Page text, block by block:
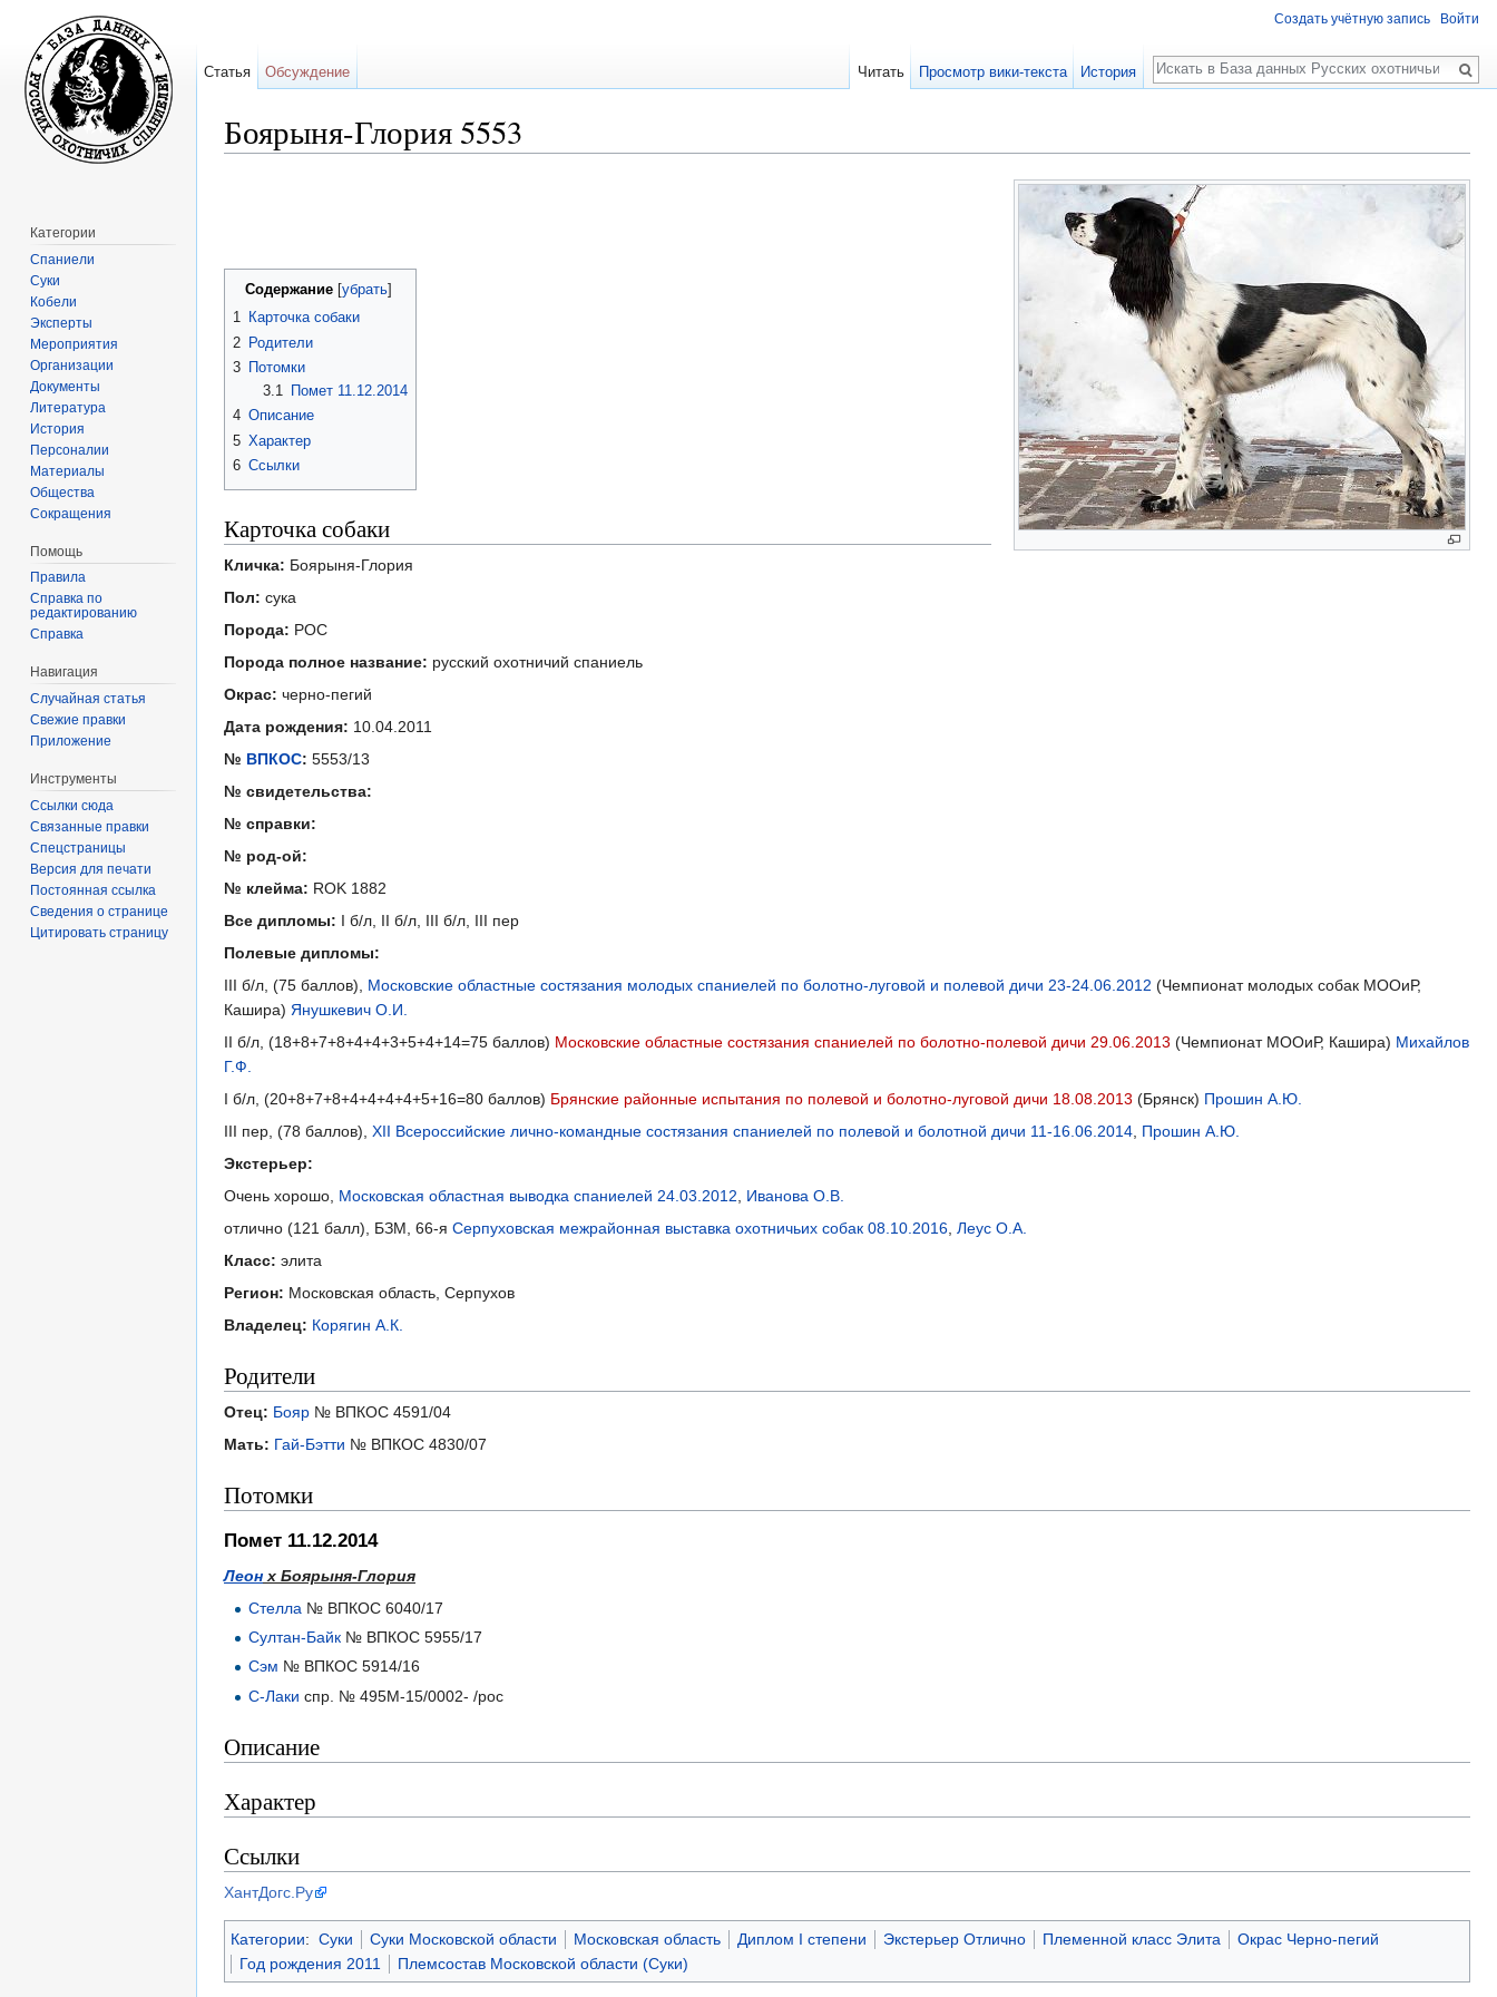
Боярыня-Глория 5553
Содержание[ убрать]
1 Карточка собаки
2 Родители
3 Потомки
3.1
Помет 11.12.2014
4 Описание
5 Характер
6 Ссылки
Карточка собаки
Кличка: Боярыня-Глория
Пол: сука
Порода: РОС
Порода полное название: русский охотничий спаниель
Окрас: черно-пегий
Дата рождения: 10.04.2011
№ ВПКОС: 5553/13
№ свидетельства:
№ справки:
№ род-ой:
№ клейма: ROK 1882
Все дипломы: I б/л, II б/л, III б/л, III пер
Полевые дипломы:
III б/л, (75 баллов), Московские областные состязания молодых спаниелей по болотно-луговой и полевой дичи 23-24.06.2012 (Чемпионат молодых собак МООиР,
Кашира) Янушкевич О.И.
II б/л, (18+8+7+8+4+4+3+5+4+14=75 баллов) Московские областные состязания спаниелей по болотно-полевой дичи 29.06.2013 (Чемпионат МООиР, Кашира) Михайлов
Г.Ф.
I б/л, (20+8+7+8+4+4+4+4+5+16=80 баллов) Брянские районные испытания по полевой и болотно-луговой дичи 18.08.2013 (Брянск) Прошин А.Ю.
III пер, (78 баллов), XII Всероссийские лично-командные состязания спаниелей по полевой и болотной дичи 11-16.06.2014, Прошин А.Ю.
Экстерьер:
Очень хорошо, Московская областная выводка спаниелей 24.03.2012, Иванова О.В.
отлично (121 балл), БЗМ, 66-я Серпуховская межрайонная выставка охотничьих собак 08.10.2016, Леус О.А.
Класс: элита
Регион: Московская область, Серпухов
Владелец: Корягин А.К.
Родители
Отец: Бояр № ВПКОС 4591/04
Мать: Гай-Бэтти № ВПКОС 4830/07
Потомки
Помет 11.12.2014
Леон х Боярыня-Глория
Стелла № ВПКОС 6040/17
Султан-Байк № ВПКОС 5955/17
Сэм № ВПКОС 5914/16
С-Лаки спр. № 495М-15/0002- /рос
Описание
Характер
Ссылки
ХантДогс.Ру
Категории: Суки Суки Московской области Московская область Диплом I степени Экстерьер Отлично Племенной класс Элита
Окрас Черно-пегий
Год рождения 2011
Племсостав Московской области (Суки)
Создать учётную запись Войти
Статья Обсуждение Читать Просмотр вики-текста История
Поиск
Категории
Спаниели
Суки
Кобели
Эксперты
Мероприятия
Организации
Документы
Литература
История
Персоналии
Материалы
Общества
Сокращения
Помощь
Правила
Справка по
редактированию
Справка
Навигация
Случайная статья
Свежие правки
Приложение
Инструменты
Ссылки сюда
Связанные правки
Спецстраницы
Версия для печати
Постоянная ссылка
Сведения о странице
Цитировать страницу